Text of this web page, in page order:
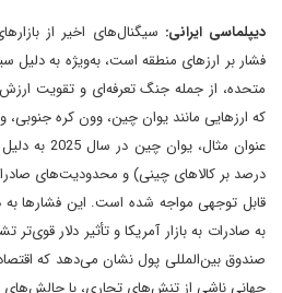
دیپلماسی ایرانی: سیگنال‌های اخیر از
فشار بر ارزهای منطقه است، به‌ویژه به دلیل
متحده، از جمله جنگ تعرفه‌ای و تقویت
که ارزهایی مانند یوان چین، وون کره جنوبی،
درصد بر کالاهای چینی) و محدودیت‌های
قابل توجهی مواجه شده است. این فشارها به
به صادرات به بازار آمریکا و تأثیر دلار
صندوق بین‌المللی پول نشان می‌دهد که
جهانی ناشی از تنش‌های تجاری، با چالش‌های